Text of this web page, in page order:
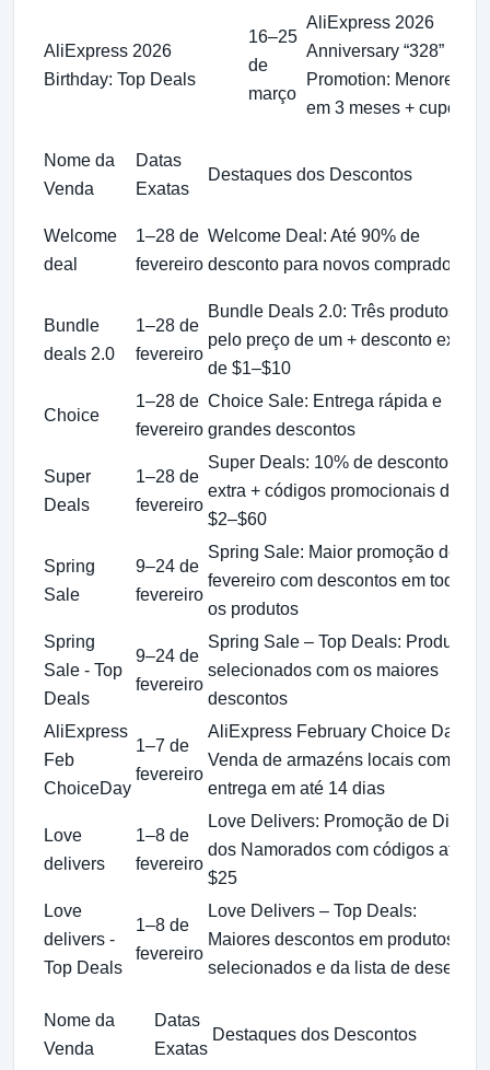
AliExpress 2026
Birthday: Top Deals
16–25
de
março
AliExpress 2026
Anniversary “328”
Promotion: Menores
em 3 meses + cupons
Nome da
Venda
Datas
Exatas
Destaques dos Descontos
Welcome
deal
1–28 de
fevereiro
Welcome Deal: Até 90% de
desconto para novos compradores
Bundle
deals 2.0
1–28 de
fevereiro
Bundle Deals 2.0: Três produtos
pelo preço de um + desconto extra
de $1–$10
Choice
1–28 de
fevereiro
Choice Sale: Entrega rápida e
grandes descontos
Super
Deals
1–28 de
fevereiro
Super Deals: 10% de desconto
extra + códigos promocionais de
$2–$60
Spring
Sale
9–24 de
fevereiro
Spring Sale: Maior promoção de
fevereiro com descontos em todos
os produtos
Spring
Sale - Top
Deals
9–24 de
fevereiro
Spring Sale – Top Deals: Produtos
selecionados com os maiores
descontos
AliExpress
Feb
ChoiceDay
1–7 de
fevereiro
AliExpress February Choice Day:
Venda de armazéns locais com
entrega em até 14 dias
Love
delivers
1–8 de
fevereiro
Love Delivers: Promoção de Dia
dos Namorados com códigos até
$25
Love
delivers -
Top Deals
1–8 de
fevereiro
Love Delivers – Top Deals:
Maiores descontos em produtos
selecionados e da lista de desejos
Nome da
Venda
Datas
Exatas
Destaques dos Descontos